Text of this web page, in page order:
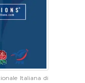
Italiana di